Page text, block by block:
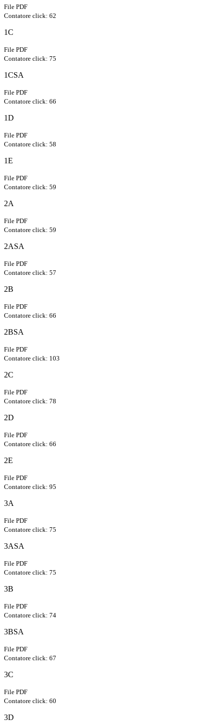
File PDF
Contatore click: 62
1C
File PDF
Contatore click: 75
1CSA
File PDF
Contatore click: 66
1D
File PDF
Contatore click: 58
1E
File PDF
Contatore click: 59
2A
File PDF
Contatore click: 59
2ASA
File PDF
Contatore click: 57
2B
File PDF
Contatore click: 66
2BSA
File PDF
Contatore click: 103
2C
File PDF
Contatore click: 78
2D
File PDF
Contatore click: 66
2E
File PDF
Contatore click: 95
3A
File PDF
Contatore click: 75
3ASA
File PDF
Contatore click: 75
3B
File PDF
Contatore click: 74
3BSA
File PDF
Contatore click: 67
3C
File PDF
Contatore click: 60
3D